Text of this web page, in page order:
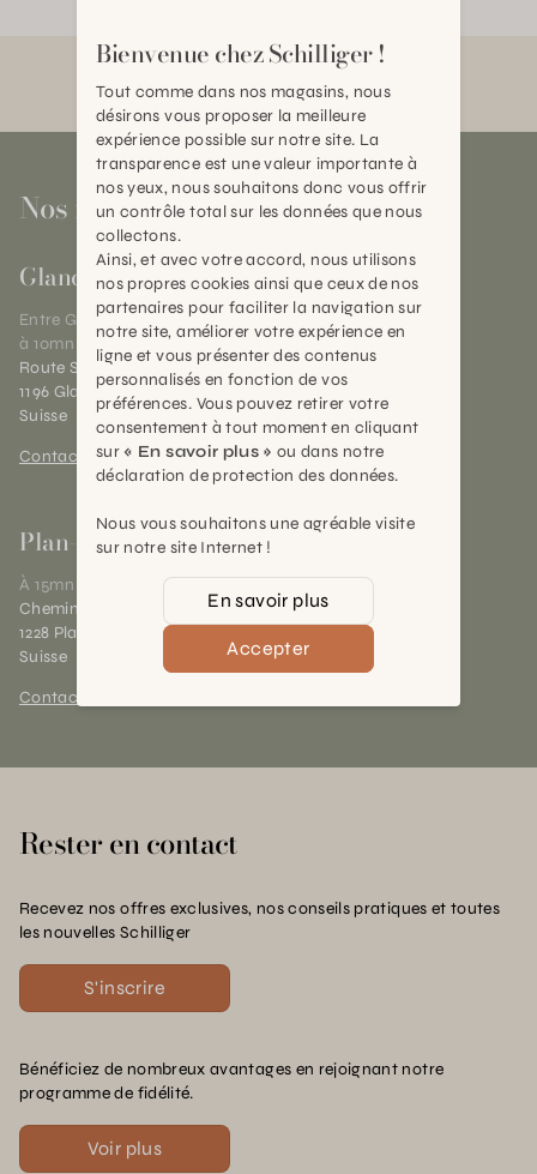
Nos magasins
Gland
Entre Genève et Lausanne,
à 10mn de Nyon
Route Suisse 40
1196 Gland (VD)
Suisse
Contact et horaires
Plan-les-Ouates
À 15mn du centre de Genève
Chemin des Charrotons 25
1228 Plan-les-Ouates (GE)
Suisse
Contact et horaires
Rester en contact
Recevez nos offres exclusives, nos conseils pratiques et toutes
les nouvelles Schilliger
S'inscrire
Bénéficiez de nombreux avantages en rejoignant notre
programme de fidélité.
Voir plus
Bienvenue chez Schilliger !
Tout comme dans nos magasins, nous
désirons vous proposer la meilleure
expérience possible sur notre site. La
transparence est une valeur importante à
nos yeux, nous souhaitons donc vous offrir
un contrôle total sur les données que nous
collectons.
Ainsi, et avec votre accord, nous utilisons
nos propres cookies ainsi que ceux de nos
partenaires pour faciliter la navigation sur
notre site, améliorer votre expérience en
ligne et vous présenter des contenus
personnalisés en fonction de vos
préférences. Vous pouvez retirer votre
consentement à tout moment en cliquant
sur « En savoir plus » ou dans notre
déclaration de protection des données.
Nous vous souhaitons une agréable visite
sur notre site Internet !
En savoir plus
Accepter